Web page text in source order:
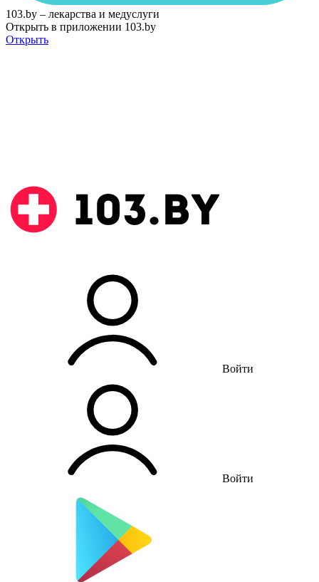
103.by – лекарства и медуслуги
Открыть в приложении 103.by
Открыть
Войти
Войти